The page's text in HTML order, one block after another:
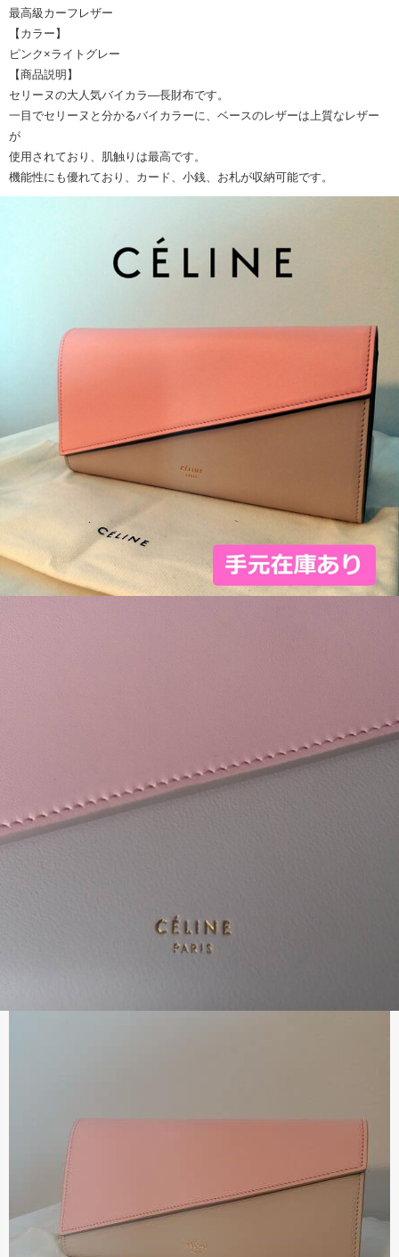
最高級カーフレザー
【カラー】
ピンク×ライトグレー
【商品説明】
セリーヌの大人気バイカラ―長財布です。
一目でセリーヌと分かるバイカラーに、ベースのレザーは上質なレザー
が
使用されており、肌触りは最高です。
機能性にも優れており、カード、小銭、お札が収納可能です。